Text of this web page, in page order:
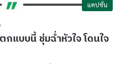
แคปชั่น
แบบนี้ ชุ่มฉ่ำหัวใจ โดนใจ